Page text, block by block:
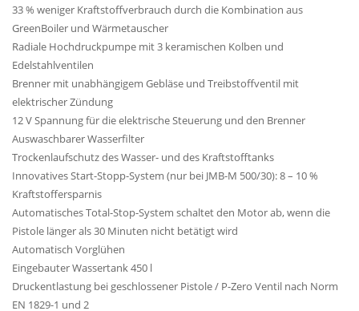
33 % weniger Kraftstoffverbrauch durch die Kombination aus
GreenBoiler und Wärmetauscher
Radiale Hochdruckpumpe mit 3 keramischen Kolben und
Edelstahlventilen
Brenner mit unabhängigem Gebläse und Treibstoffventil mit
elektrischer Zündung
12 V Spannung für die elektrische Steuerung und den Brenner
Auswaschbarer Wasserfilter
Trockenlaufschutz des Wasser- und des Kraftstofftanks
Innovatives Start-Stopp-System (nur bei JMB-M 500/30): 8 – 10 %
Kraftstoffersparnis
Automatisches Total-Stop-System schaltet den Motor ab, wenn die
Pistole länger als 30 Minuten nicht betätigt wird
Automatisch Vorglühen
Eingebauter Wassertank 450 l
Druckentlastung bei geschlossener Pistole / P-Zero Ventil nach Norm
EN 1829-1 und 2